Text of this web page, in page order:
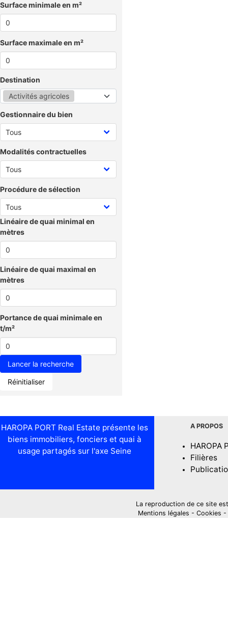
Surface minimale en m²
Surface maximale en m²
Destination
Activités agricoles
Gestionnaire du bien
Modalités contractuelles
Procédure de sélection
Linéaire de quai minimal en
mètres
Linéaire de quai maximal en
mètres
Portance de quai minimale en
t/m²
Réinitialiser
HAROPA PORT Real Estate présente les
biens immobiliers, fonciers et quai à
usage partagés sur l'axe Seine
A PROPOS
HAROPA
Filières
La reproduction de ce site
Mentions légales - Cookies -